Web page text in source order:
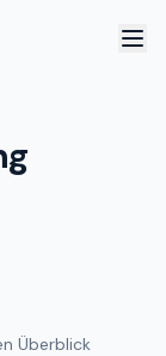
Überblick